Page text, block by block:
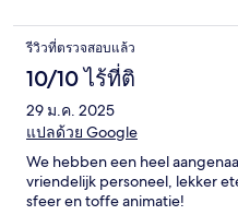
a bench and weights, but a
location very close to the
you're close to the strip of
pool that has unrestricted sun
overall quite tasty. Things that
drinks are very limited and the
through the day are mostly
every now and then they
pool is COLD even in peak
รีวิวที่ตรวจสอบแล้ว
10/10 ไร้ที่ติ
29 ม.ค. 2025
แปลด้วย Google
We hebben een heel
vriendelijk personeel, lekker
sfeer en toffe animatie!